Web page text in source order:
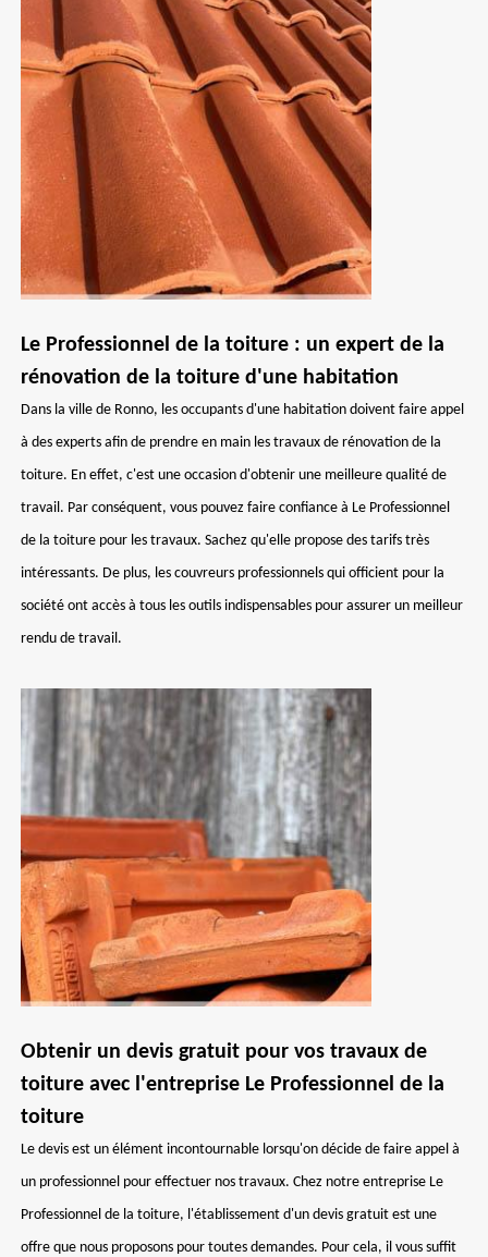
Le Professionnel de la toiture : un expert de la
rénovation de la toiture d'une habitation
Dans la ville de Ronno, les occupants d'une habitation doivent faire appel
à des experts afin de prendre en main les travaux de rénovation de la
toiture. En effet, c'est une occasion d'obtenir une meilleure qualité de
travail. Par conséquent, vous pouvez faire confiance à Le Professionnel
de la toiture pour les travaux. Sachez qu'elle propose des tarifs très
intéressants. De plus, les couvreurs professionnels qui officient pour la
société ont accès à tous les outils indispensables pour assurer un meilleur
rendu de travail.
Obtenir un devis gratuit pour vos travaux de
toiture avec l'entreprise Le Professionnel de la
toiture
Le devis est un élément incontournable lorsqu'on décide de faire appel à
un professionnel pour effectuer nos travaux. Chez notre entreprise Le
Professionnel de la toiture, l'établissement d'un devis gratuit est une
offre que nous proposons pour toutes demandes. Pour cela, il vous suffit